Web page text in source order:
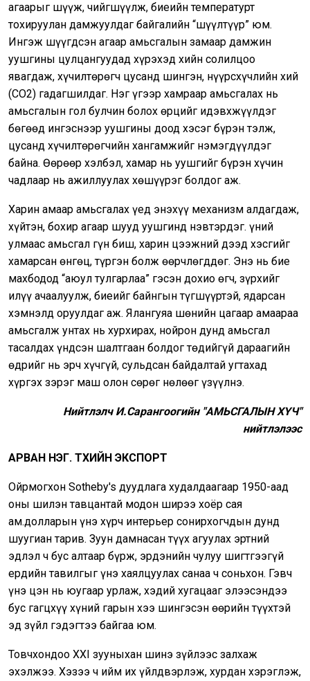
агаарыг шүүж, чийгшүүлж, биеийн температурт
тохируулан дамжуулдаг байгалийн “шүүлтүүр” юм.
Ингэж шүүгдсэн агаар амьсгалын замаар дамжин
уушгины цулцангуудад хүрэхэд хийн солилцоо
явагдаж, хүчилтөрөгч цусанд шингэн, нүүрсхүчлийн хий
(CO2) гадагшилдаг. Нэг үгээр хамраар амьсгалах нь
амьсгалын гол булчин болох өрцийг идэвхжүүлдэг
бөгөөд ингэснээр уушгины доод хэсэг бүрэн тэлж,
цусанд хүчилтөрөгчийн хангамжийг нэмэгдүүлдэг
байна. Өөрөөр хэлбэл, хамар нь уушгийг бүрэн хүчин
чадлаар нь ажиллуулах хөшүүрэг болдог аж.
Харин амаар амьсгалах үед энэхүү механизм алдагдаж,
хүйтэн, бохир агаар шууд уушгинд нэвтэрдэг. Үүний
улмаас амьсгал гүн биш, харин цээжний дээд хэсгийг
хамарсан өнгөц, түргэн болж өөрчлөгддөг. Энэ нь бие
махбодод “аюул тулгарлаа” гэсэн дохио өгч, зүрхийг
илүү ачаалуулж, биеийг байнгын түгшүүртэй, ядарсан
хэмнэлд оруулдаг аж. Ялангуяа шөнийн цагаар амаараа
амьсгалж унтах нь хурхирах, нойрон дунд амьсгал
тасалдах үндсэн шалтгаан болдог төдийгүй дараагийн
өдрийг нь эрч хүчгүй, сульдсан байдалтай угтахад
хүргэх зэрэг маш олон сөрөг нөлөөг үзүүлнэ.
Нийтлэлч И.Сарангоогийн "АМЬСГАЛЫН ХҮЧ"
нийтлэлээс
АРВАН НЭГ. ТҮҮХИЙН ЭКСПОРТ
Ойрмогхон Sotheby's дуудлага худалдаагаар 1950-аад
оны шилэн тавцантай модон ширээ хоёр сая
ам.долларын үнэ хүрч интерьер сонирхогчдын дунд
шуугиан тарив. Зуун дамнасан түүх агуулах эртний
эдлэл ч бус алтаар бүрж, эрдэнийн чулуу шигтгээгүй
ердийн тавилгыг үнэ хаялцуулах санаа ч соньхон. Гэвч
үнэ цэн нь юугаар урлаж, хэдий хугацааг элээсэндээ
бус гагцхүү хүний гарын хээ шингэсэн өөрийн түүхтэй
эд зүйл гэдэгтээ байгаа юм.
Товчхондоо XXI зууныхан шинэ зүйлээс залхаж
эхэлжээ. Хэзээ ч ийм их үйлдвэрлэж, хурдан хэрэглэж,